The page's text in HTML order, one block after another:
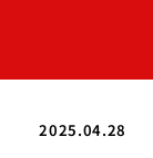
2025.04.28